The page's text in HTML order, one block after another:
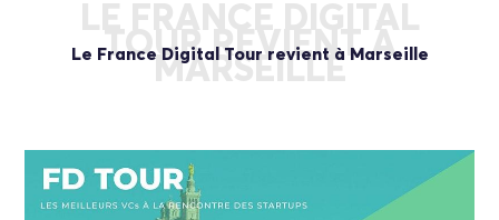
LE FRANCE DIGITAL
TOUR REVIENT À
MARSEILLE
Le France Digital Tour revient à Marseille